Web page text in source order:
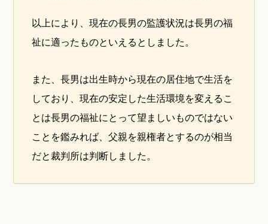
以上により、現在の長男の監護状況は長男の福
祉に適ったものといえるとしました。
また、長男は出生時から現在の居住地で生活を
しており、現在の安定した生活環境を変えるこ
とは長男の福祉にとって望ましいものではない
ことを鑑みれば、父親を親権者とするのが相当
だと裁判所は判断しました。